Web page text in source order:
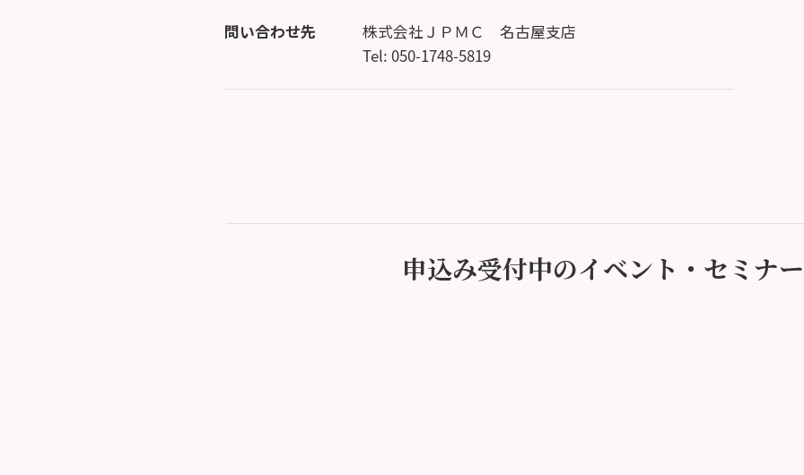
問い合わせ先
株式会社ＪＰＭＣ 名古屋支店
Tel: 050-1748-5819
申込み受付中のイベント・セミナー